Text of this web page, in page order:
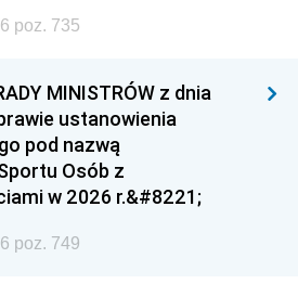
poz. 735
MINISTRÓW z dnia
ustanowienia
pod nazwą
Osób z
w 2026 r.&#8221;
poz. 749